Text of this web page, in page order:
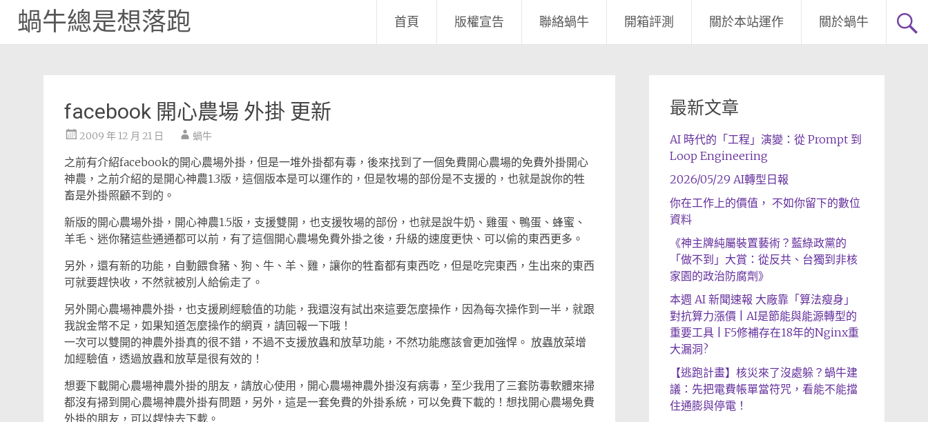
蝸牛總是想落跑 首頁 版權宣告 聯絡蝸牛 開箱評測 關於本站運作 關於蝸牛
facebook 開心農場 外掛 更新
2009 年 12 月 21 日 蝸牛
之前有介紹facebook的開心農場外掛，但是一堆外掛都有毒，後來找到了一個免費開心農場的免費外掛開心
神農，之前介紹的是開心神農1.3版，這個版本是可以運作的，但是牧場的部份是不支援的，也就是說你的牲
畜是外掛照顧不到的。
新版的開心農場外掛，開心神農1.5版，支援雙開，也支援牧場的部份，也就是說牛奶、雞蛋、鴨蛋、蜂蜜、
羊毛、迷你豬這些通通都可以前，有了這個開心農場免費外掛之後，升級的速度更快、可以偷的東西更多。
另外，還有新的功能，自動餵食豬、狗、牛、羊、雞，讓你的牲畜都有東西吃，但是吃完東西，生出來的東西
可就要趕快收，不然就被別人給偷走了。
另外開心農場神農外掛，也支援刷經驗值的功能，我還沒有試出來這要怎麼操作，因為每次操作到一半，就跟
我說金幣不足，如果知道怎麼操作的網頁，請回報一下哦！
一次可以雙開的神農外掛真的很不錯，不過不支援放蟲和放草功能，不然功能應該會更加強悍。 放蟲放菜增
加經驗值，透過放蟲和放草是很有效的！
想要下載開心農場神農外掛的朋友，請放心使用，開心農場神農外掛沒有病毒，至少我用了三套防毒軟體來掃
都沒有掃到開心農場神農外掛有問題，另外，這是一套免費的外掛系統，可以免費下載的！想找開心農場免費
外掛的朋友，可以趕快去下載。
最新文章
AI 時代的「工程」演變：從 Prompt 到
Loop Engineering
2026/05/29 AI轉型日報
你在工作上的價值， 不如你留下的數位
資料
《神主牌純屬裝置藝術？藍綠政黨的
「做不到」大賞：從反共、台獨到非核
家園的政治防腐劑》
本週 AI 新聞速報 大廠靠「算法瘦身」
對抗算力漲價 | AI是節能與能源轉型的
重要工具 | F5修補存在18年的Nginx重
大漏洞?
【逃跑計畫】核災來了沒處躲？蝸牛建
議：先把電費帳單當符咒，看能不能擋
住通膨與停電！